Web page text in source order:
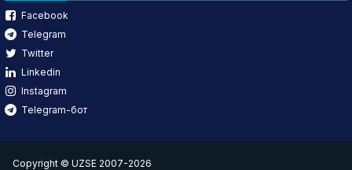
Facebook
Telegram
Twitter
Linkedin
Instagram
Telegram-бот
Copyright © UZSE 2007-2026